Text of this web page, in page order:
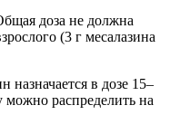
доза не должна
(3 г месалазина
назначается в дозе 15–
можно распределить на